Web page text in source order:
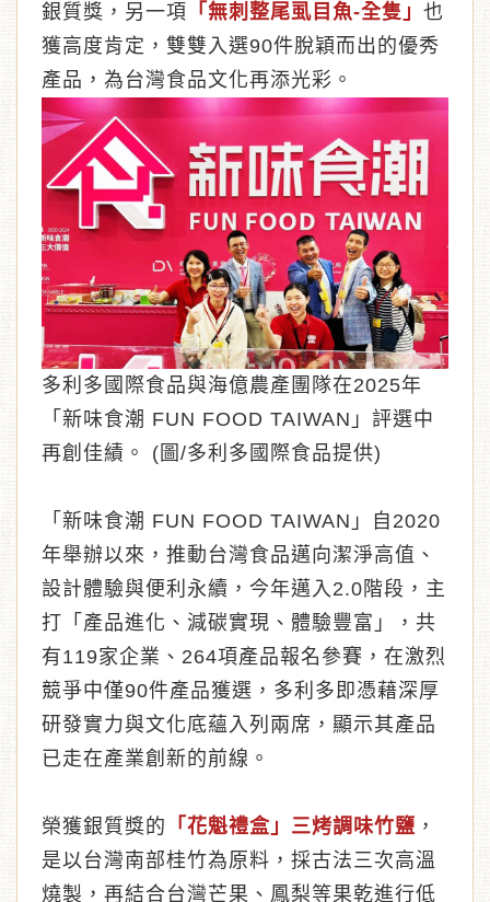
銀質獎，另一項
「無刺整尾虱目魚-全隻」也
獲高度肯定，雙雙入選90件脫穎而出的優秀
產品，為台灣食品文化再添光彩。
多利多國際食品與海億農產團隊在2025年
「新味食潮 FUN FOOD TAIWAN」評選中
再創佳績。 (圖/多利多國際食品提供)
「新味食潮 FUN FOOD TAIWAN」自2020
年舉辦以來，推動台灣食品邁向潔淨高值、
設計體驗與便利永續，今年邁入2.0階段，主
打「產品進化、減碳實現、體驗豐富」，共
有119家企業、264項產品報名參賽，在激烈
競爭中僅90件產品獲選，多利多即憑藉深厚
研發實力與文化底蘊入列兩席，顯示其產品
已走在產業創新的前線。
榮獲銀質獎的 「花魁禮盒」三烤調味竹鹽 ，
是以台灣南部桂竹為原料，採古法三次高溫
燒製，再結合台灣芒果、鳳梨等果乾進行低